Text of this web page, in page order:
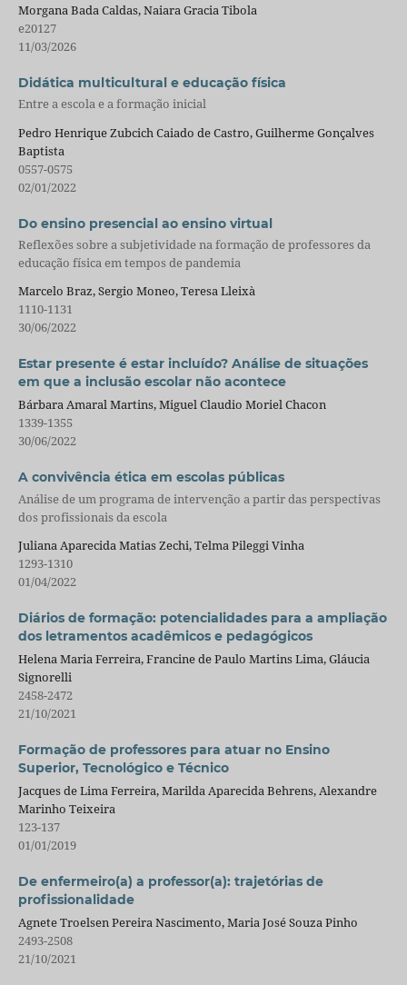
Morgana Bada Caldas, Naiara Gracia Tibola
e20127
11/03/2026
Didática multicultural e educação física
Entre a escola e a formação inicial
Pedro Henrique Zubcich Caiado de Castro, Guilherme Gonçalves
Baptista
0557-0575
02/01/2022
Do ensino presencial ao ensino virtual
Reflexões sobre a subjetividade na formação de professores da
educação física em tempos de pandemia
Marcelo Braz, Sergio Moneo, Teresa Lleixà
1110-1131
30/06/2022
Estar presente é estar incluído? Análise de situações
em que a inclusão escolar não acontece
Bárbara Amaral Martins, Miguel Claudio Moriel Chacon
1339-1355
30/06/2022
A convivência ética em escolas públicas
Análise de um programa de intervenção a partir das perspectivas
dos profissionais da escola
Juliana Aparecida Matias Zechi, Telma Pileggi Vinha
1293-1310
01/04/2022
Diários de formação: potencialidades para a ampliação
dos letramentos acadêmicos e pedagógicos
Helena Maria Ferreira, Francine de Paulo Martins Lima, Gláucia
Signorelli
2458-2472
21/10/2021
Formação de professores para atuar no Ensino
Superior, Tecnológico e Técnico
Jacques de Lima Ferreira, Marilda Aparecida Behrens, Alexandre
Marinho Teixeira
123-137
01/01/2019
De enfermeiro(a) a professor(a): trajetórias de
profissionalidade
Agnete Troelsen Pereira Nascimento, Maria José Souza Pinho
2493-2508
21/10/2021